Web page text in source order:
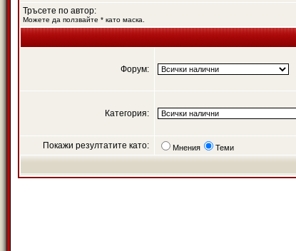
Тръсете по автор:
Можете да ползвайте * като маска.
Форум:
Категория:
Покажи резултатите като: Мнения Теми